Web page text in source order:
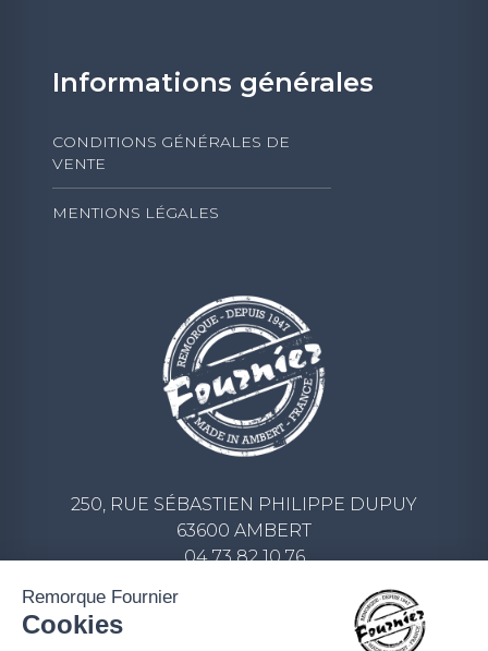
Informations générales
CONDITIONS GÉNÉRALES DE
VENTE
MENTIONS LÉGALES
250, RUE SÉBASTIEN PHILIPPE DUPUY
63600 AMBERT
04 73 82 10 76
ECRIVEZ-NOUS UN MESSAGE
Remorque Fournier
Cookies